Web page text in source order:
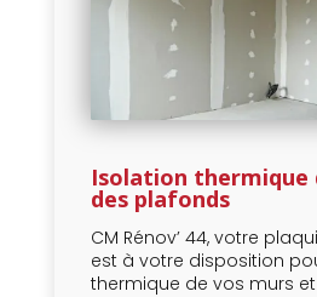
Isolation thermique
des plafonds
CM Rénov’ 44, votre
est à votre disposition
thermique de vos murs et